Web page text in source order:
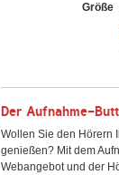
Größe
Der Aufnahme-
Wollen Sie den Hörern
genießen? Mit dem
Webangebot und der